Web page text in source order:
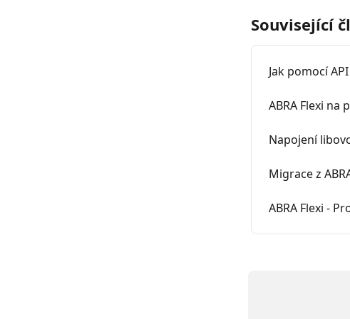
Související
Jak pomocí
ABRA Flexi na
Napojení
Migrace z
ABRA Flexi -